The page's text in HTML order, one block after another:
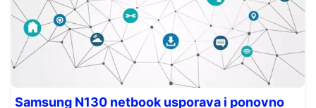
Samsung N130 netbook usporava i ponovno